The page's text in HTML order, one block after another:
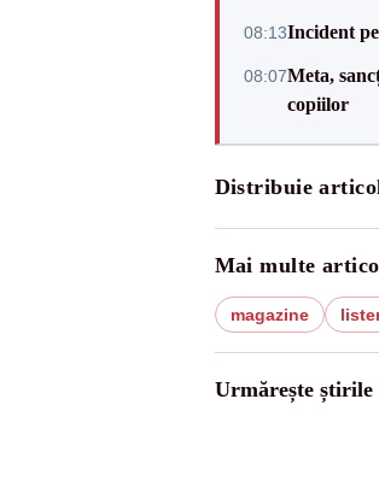
08:13Incident
08:07Meta,
copiilor
Distribuie
Mai multe
magazine
Urmărește știrile